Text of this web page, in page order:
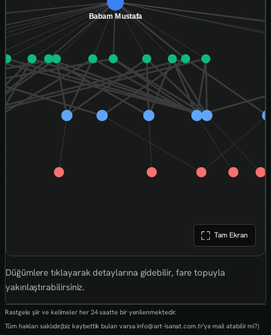
Tam Ekran
Düğümlere tıklayarak detaylarına gidebilir, fare topuyla
yakınlaştırabilirsiniz.
Rastgele şiir ve kelimeler her 24 saatte bir yenilenmektedir.
Tüm hakları saklıdır.(biz kaybettik bulan varsa info@art-isanat.com.tr'ye mail atabilir mi?)